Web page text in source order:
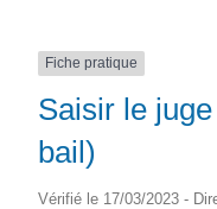
Fiche pratique
Saisir le
bail)
Vérifié le 17/03/2023 -